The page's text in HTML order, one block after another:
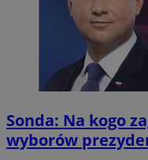
Sonda: Na kogo
wyborów